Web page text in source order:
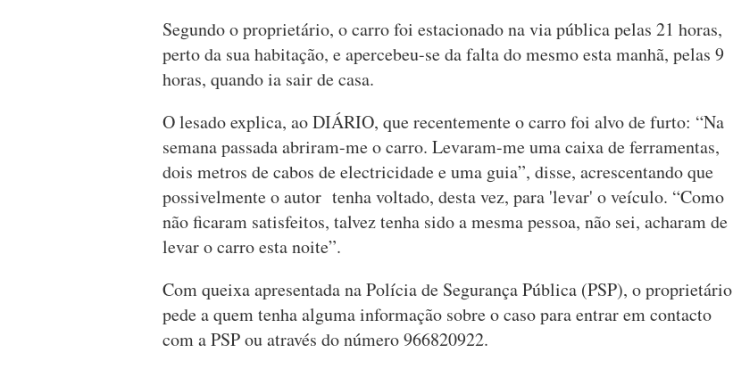
Segundo o proprietário, o carro foi estacionado na via pública pelas 21 horas,
perto da sua habitação, e apercebeu-se da falta do mesmo esta manhã, pelas 9
horas, quando ia sair de casa.
O lesado explica, ao DIÁRIO, que recentemente o carro foi alvo de furto: “Na
semana passada abriram-me o carro. Levaram-me uma caixa de ferramentas,
dois metros de cabos de electricidade e uma guia”, disse, acrescentando que
possivelmente o autor tenha voltado, desta vez, para 'levar' o veículo. “Como
não ficaram satisfeitos, talvez tenha sido a mesma pessoa, não sei, acharam de
levar o carro esta noite”.
Com queixa apresentada na Polícia de Segurança Pública (PSP), o proprietário
pede a quem tenha alguma informação sobre o caso para entrar em contacto
com a PSP ou através do número 966820922.